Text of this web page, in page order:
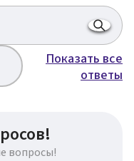
Показать все
ответы
вопросы!